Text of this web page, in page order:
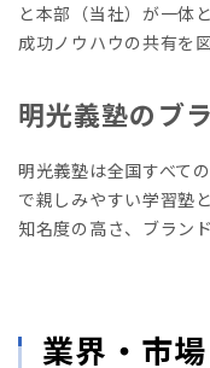
と本部（当社）が一体
成功ノウハウの共有を
明光義塾のブ
明光義塾は全国すべて
で親しみやすい学習塾
知名度の高さ、ブラン
業界・市